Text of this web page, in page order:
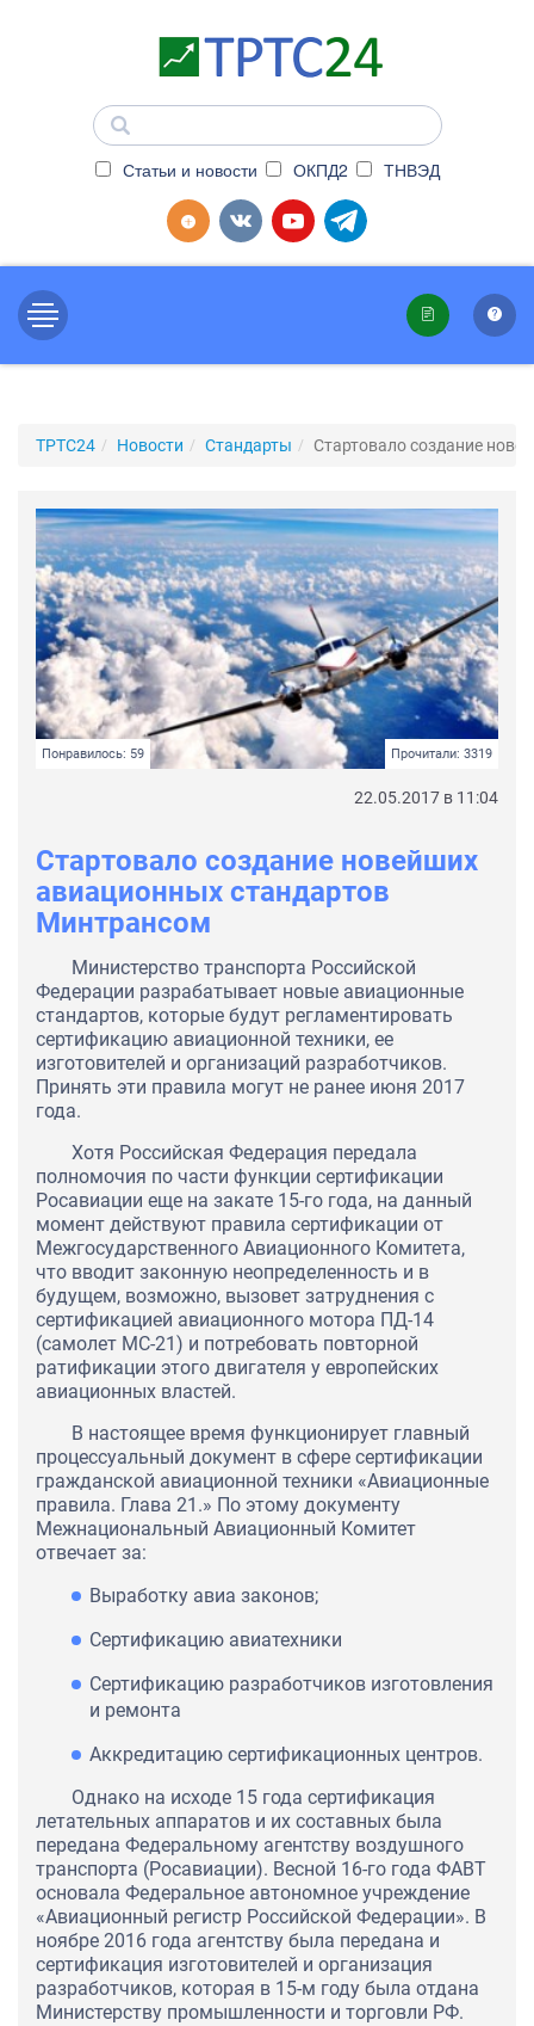
Статьи и новости ОКПД2 ТНВЭД
ТРТС24 Новости Стандарты Стартовало создание
Понравилось: 59 Прочитали: 3319
22.05.2017 в 11:04
Стартовало создание новейших
авиационных стандартов
Минтрансом
Министерство транспорта Российской
Федерации разрабатывает новые авиационные
стандартов, которые будут регламентировать
сертификацию авиационной техники, ее
изготовителей и организаций разработчиков.
Принять эти правила могут не ранее июня 2017
года.
Хотя Российская Федерация передала
полномочия по части функции сертификации
Росавиации еще на закате 15-го года, на данный
момент действуют правила сертификации от
Межгосударственного Авиационного Комитета,
что вводит законную неопределенность и в
будущем, возможно, вызовет затруднения с
сертификацией авиационного мотора ПД-14
(самолет МС-21) и потребовать повторной
ратификации этого двигателя у европейских
авиационных властей.
В настоящее время функционирует главный
процессуальный документ в сфере сертификации
гражданской авиационной техники «Авиационные
правила. Глава 21.» По этому документу
Межнациональный Авиационный Комитет
отвечает за:
Выработку авиа законов;
Сертификацию авиатехники
Сертификацию разработчиков изготовления
и ремонта
Аккредитацию сертификационных центров.
Однако на исходе 15 года сертификация
летательных аппаратов и их составных была
передана Федеральному агентству воздушного
транспорта (Росавиации). Весной 16-го года ФАВТ
основала Федеральное автономное учреждение
«Авиационный регистр Российской Федерации». В
ноябре 2016 года агентству была передана и
сертификация изготовителей и организация
разработчиков, которая в 15-м году была отдана
Министерству промышленности и торговли РФ.